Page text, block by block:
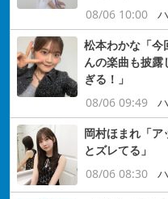
08/06 10:00
松本わかな「今
んの楽曲も披露
ぎる！」
08/06 09:49
岡村ほまれ「ア
とズレてる」
08/06 08:30